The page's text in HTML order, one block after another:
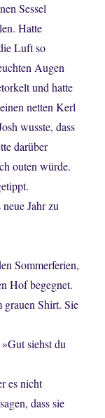
Sessel
Hatte
Luft so
Augen
und hatte
netten Kerl
wusste, dass
darüber
outen würde.
Jahr zu
Sommerferien,
Hof begegnet.
grauen Shirt. Sie
siehst du
es nicht
dass sie